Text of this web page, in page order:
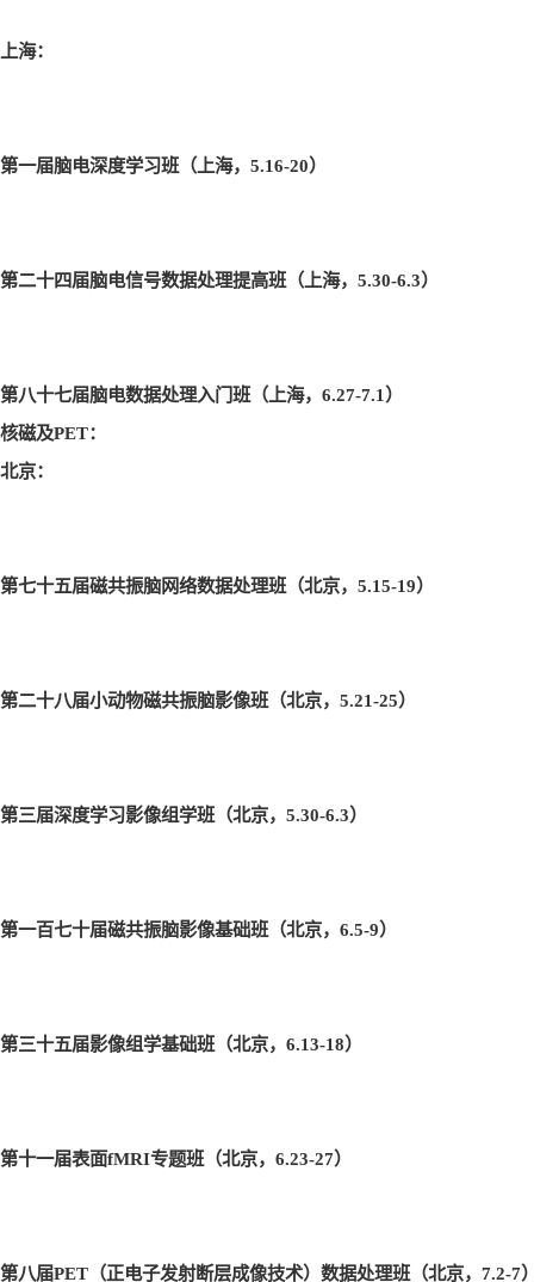
上海：
第一届脑电深度学习班（上海，5.16-20）
第二十四届脑电信号数据处理提高班（上海，5.30-6.3）
第八十七届脑电数据处理入门班（上海，6.27-7.1 ）
核磁及PET：
北京：
第七十五届磁共振脑网络数据处理班（北京，5.15-19）
第二十八届小动物磁共振脑影像班（北京，5.21-25）
第三届深度学习影像组学班（北京，5.30-6.3）
第一百七十届磁共振脑影像基础班（北京，6.5-9）
第三十五届影像组学基础班（北京，6.13-18）
第十一届表面fMRI专题班（北京，6.23-27）
第八届PET （正电子发射断层成像技术）数据处理班（北京，7.2-7